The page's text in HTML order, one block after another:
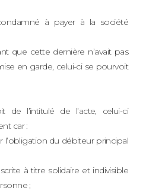
à payer à la société
que cette dernière n’avait pas
en garde, celui-ci se pourvoit
l’intitulé de l’acte, celui-ci
car :
l’obligation du débiteur principal
à titre solidaire et indivisible
;